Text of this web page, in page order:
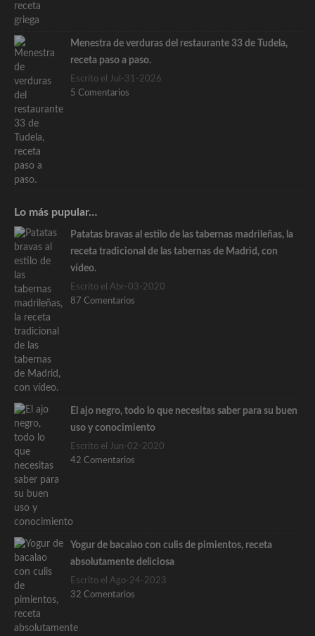
Menestra de verduras del restaurante 33 de Tudela,
receta paso a paso.
Escrito el Jul-31-2026
5 Comentarios
Lo más pupular…
Patatas bravas al estilo de las tabernas madrileñas, la
receta tradicional de las tabernas de Madrid, con
vídeo.
Escrito el Abr-03-2020
87 Comentarios
El ajo negro, todo lo que necesitas saber para su buen
uso y conocimiento
Escrito el Jun-02-2020
42 Comentarios
Yogur de bacalao con culis de pimientos, receta
absolutamente deliciosa
Escrito el Ago-24-2023
32 Comentarios